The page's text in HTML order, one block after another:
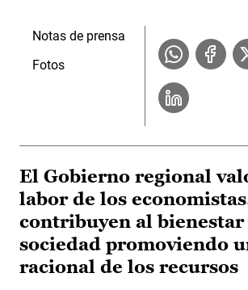
Notas de prensa
Fotos
El Gobierno regional
labor de los
contribuyen al bienestar
sociedad promoviendo
racional de los recursos